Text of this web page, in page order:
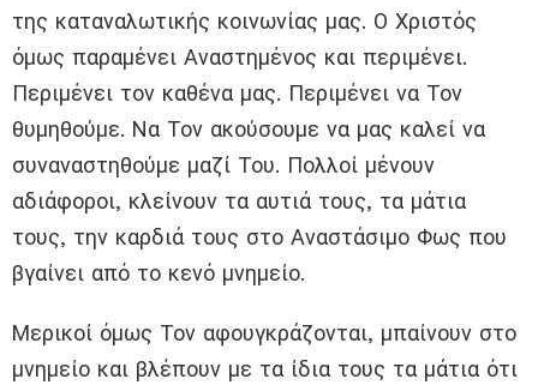
της καταναλωτικής κοινωνίας μας. Ο Χριστός
όμως παραμένει Αναστημένος και περιμένει.
Περιμένει τον καθένα μας. Περιμένει να Τον
θυμηθούμε. Να Τον ακούσουμε να μας καλεί να
συναναστηθούμε μαζί Του. Πολλοί μένουν
αδιάφοροι, κλείνουν τα αυτιά τους, τα μάτια
τους, την καρδιά τους στο Αναστάσιμο Φως που
βγαίνει από το κενό μνημείο.
Μερικοί όμως Τον αφουγκράζονται, μπαίνουν στο
μνημείο και βλέπουν με τα ίδια τους τα μάτια ότι